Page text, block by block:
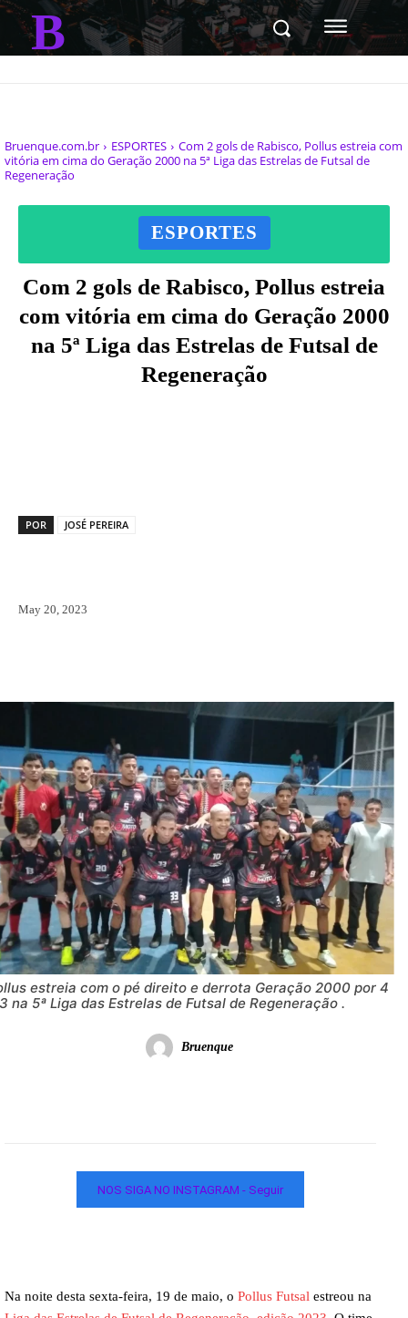
B
Bruenque.com.br ESPORTES
Com 2 gols de Rabisco, Pollus estreia com
vitória em cima do Geração 2000 na 5ª Liga das Estrelas de Futsal de
Regeneração
ESPORTES
Com 2 gols de Rabisco, Pollus estreia
com vitória em cima do Geração 2000
na 5ª Liga das Estrelas de Futsal de
Regeneração
POR JOSÉ PEREIRA
May 20, 2023
estreia com o pé direito e derrota Geração 2000 por 4
na 5ª Liga das Estrelas de Futsal de Regeneração .
Bruenque
NOS SIGA NO INSTAGRAM - Seguir
Na noite desta sexta-feira, 19 de maio, o Pollus Futsal estreou na